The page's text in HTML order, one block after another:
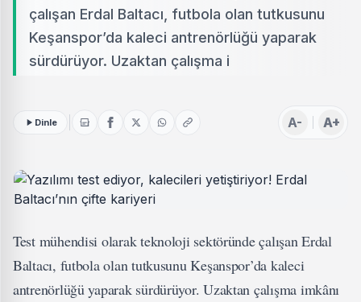
çalışan Erdal Baltacı, futbola olan tutkusunu
Keşanspor’da kaleci antrenörlüğü yaparak
sürdürüyor. Uzaktan çalışma i
Dinle A- A+
Test mühendisi olarak teknoloji sektöründe çalışan Erdal
Baltacı, futbola olan tutkusunu Keşanspor’da kaleci
antrenörlüğü yaparak sürdürüyor. Uzaktan çalışma imkânı